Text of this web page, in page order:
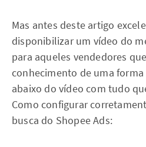
Mas antes deste artigo
disponibilizar um vídeo do
para aqueles vendedores
conhecimento de uma
abaixo do vídeo com tudo
Como configurar
busca do Shopee Ads: